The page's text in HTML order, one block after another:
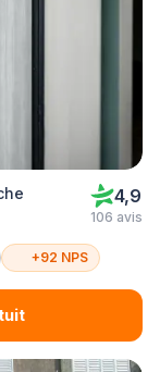
4,9
106 avis
+92 NPS